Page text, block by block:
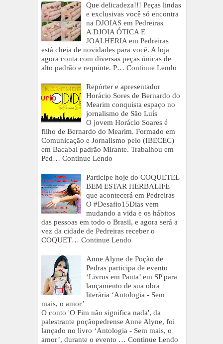
Que delicadeza!!! Peças lindas
e exclusivas você só encontra
na DJOIAS em Pedreiras
A DJOIA ÓTICA E
JOALHERIA em Pedreiras
está cheia de novidades para você. A loja
agora conta com diversas peças únicas de
alto padrão e requinte. P… Continue Lendo
Repórter e apresentador
Horácio Sores de Bernardo do
Mearim conquista espaço no
jornalismo de São Luís
O jovem Horácio Soares é
filho de Bernardo do Mearim. Formado em
Comunicação e Jornalismo pelo (IBECEC)
em Bacabal padrão Mirante. Trabalhou em
Ped… Continue Lendo
Participe hoje do COQUETEL
BEM ESTAR HERBALIFE
que acontecerá em Pedreiras
O #Desafio15Dias vem
mudando a vida e os hábitos
das pessoas em todo o Brasil, e agora será a
vez da cidade de Pedreiras receber o
COQUET… Continue Lendo
Anne Alyne de Poção de
Pedras participa de evento
‘Livros em Pauta’ em SP para
lançamento de sua obra
literária ‘Antologia - Sem
mais, o amor’
O conto 'O Fim não significa nada', da
palestrante poçãopedrense Anne Alyne, foi
lançado no livro ‘Antologia - Sem mais, o
amor’, durante o evento … Continue Lendo